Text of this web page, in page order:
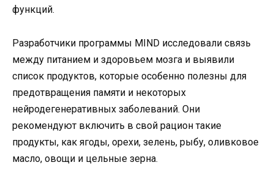
функций.
Разработчики программы MIND исследовали связь
между питанием и здоровьем мозга и выявили
список продуктов, которые особенно полезны для
предотвращения памяти и некоторых
нейродегенеративных заболеваний. Они
рекомендуют включить в свой рацион такие
продукты, как ягоды, орехи, зелень, рыбу, оливковое
масло, овощи и цельные зерна.